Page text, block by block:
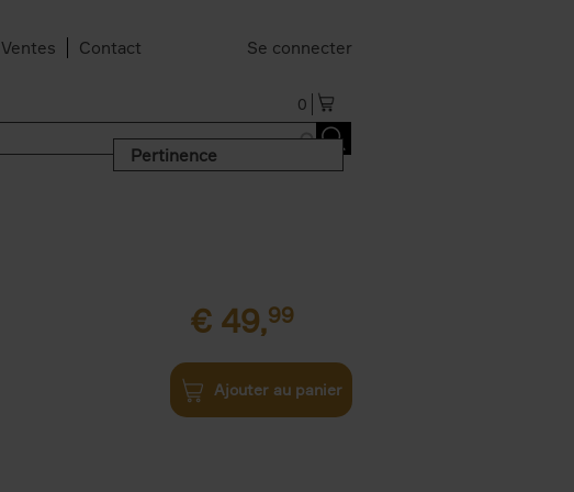
Ventes Contact Se connecter
0
Pertinence
€ 49,99
Ajouter au panier